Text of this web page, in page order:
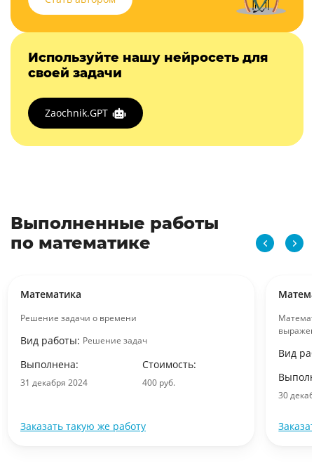
Используйте нашу нейросеть для
своей задачи
Zaochnik.GPT
Выполненные работы
по математике
Математика
Решение задачи о времени
Вид работы: Решение задач
Выполнена:
31 декабря 2024
Стоимость:
400 руб.
Заказать такую же работу
Вид
30